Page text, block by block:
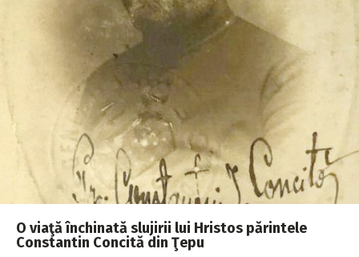
O viaţă închinată slujirii lui Hristos părintele
Constantin Concită din Ţepu